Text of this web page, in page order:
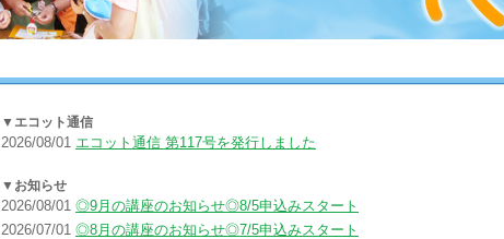
▼エコット通信
2026/08/01 エコット通信 第117号を発行しました
▼お知らせ
2026/08/01 ◎9月の講座のお知らせ◎8/5申込みスタート
2026/07/01 ◎8月の講座のお知らせ◎7/5申込みスタート